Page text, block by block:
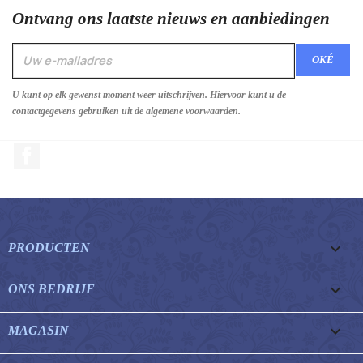
Ontvang ons laatste nieuws en aanbiedingen
U kunt op elk gewenst moment weer uitschrijven. Hiervoor kunt u de
contactgegevens gebruiken uit de algemene voorwaarden.
PRODUCTEN 
ONS BEDRIJF 
MAGASIN 